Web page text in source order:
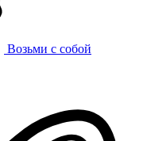
Возьми с собой